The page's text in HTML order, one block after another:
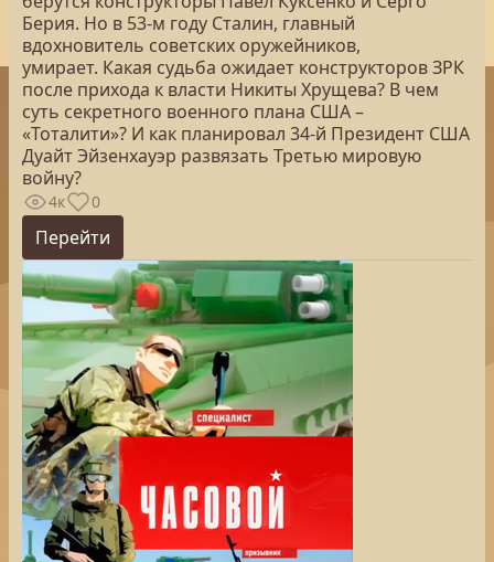
Берия. Но в 53-м году Сталин, главный
вдохновитель советских оружейников,
умирает. Какая судьба ожидает конструкторов ЗРК
после прихода к власти Никиты Хрущева? В чем
суть секретного военного плана США –
«Тоталити»? И как планировал 34-й Президент США
Дуайт Эйзенхауэр развязать Третью мировую
войну?
4к 0
Перейти